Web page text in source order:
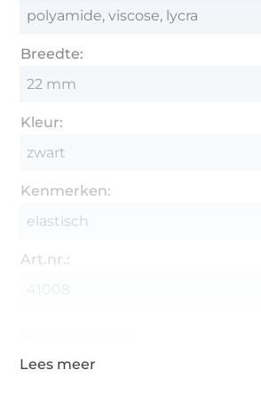
polyamide, viscose, lycra
Breedte:
22 mm
Kleur:
zwart
Kenmerken:
elastisch
Art.nr.: